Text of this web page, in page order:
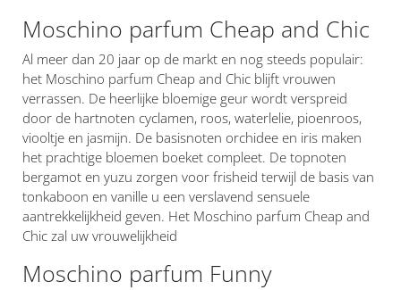
Moschino parfum Cheap and Chic
Al meer dan 20 jaar op de markt en nog steeds populair:
het Moschino parfum Cheap and Chic blijft vrouwen
verrassen. De heerlijke bloemige geur wordt verspreid
door de hartnoten cyclamen, roos, waterlelie, pioenroos,
viooltje en jasmijn. De basisnoten orchidee en iris maken
het prachtige bloemen boeket compleet. De topnoten
bergamot en yuzu zorgen voor frisheid terwijl de basis van
tonkaboon en vanille u een verslavend sensuele
aantrekkelijkheid geven. Het Moschino parfum Cheap and
Chic zal uw vrouwelijkheid
Moschino parfum Funny